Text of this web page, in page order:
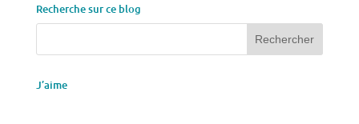
Recherche sur ce blog
J’aime